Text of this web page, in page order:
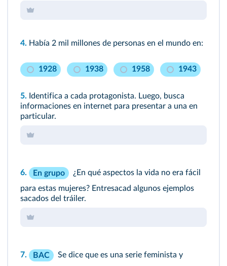
4. Había 2 mil millones de personas en el mundo en:
1928 1938 1958 1943
5. Identifica a cada protagonista. Luego, busca
informaciones en internet para presentar a una en
particular.
6. En grupo
¿En qué aspectos la vida no era fácil
para estas mujeres? Entresacad algunos ejemplos
sacados del tráiler.
7. BAC
Se dice que es una serie feminista y